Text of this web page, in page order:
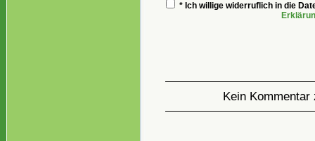
* Ich willige widerruflich in die
Kein